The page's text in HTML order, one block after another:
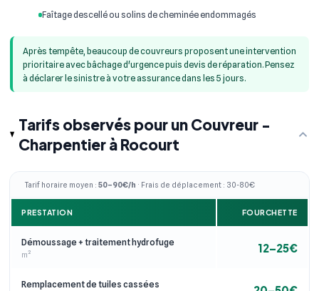
Faîtage descellé ou solins de cheminée endommagés
Après tempête, beaucoup de couvreurs proposent une intervention
prioritaire avec bâchage d'urgence puis devis de réparation. Pensez
à déclarer le sinistre à votre assurance dans les 5 jours.
Tarifs observés pour un Couvreur -
Charpentier à Rocourt
Tarif horaire moyen : 50–90€/h · Frais de déplacement : 30-80€
PRESTATION FOURCHETTE
Démoussage + traitement hydrofuge
m² 12–25€
Remplacement de tuiles cassées